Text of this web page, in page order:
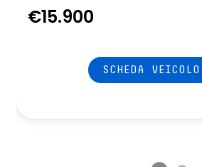
€15.900
SCHEDA VEICOLO